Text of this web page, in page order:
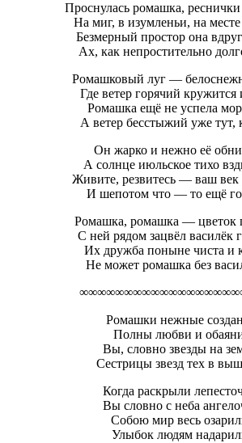
Проснулась ромашка,
На миг, в изумленьи, на месте
Безмерный простор она
Ах, как непростительно
Ромашковый луг —
Где ветер горячий кружится
Ромашка ещё не успела
А ветер бесстыжий уже тут,
Он жарко и нежно её
А солнце июльское тихо
Живите, резвитесь — ваш век
И шепотом что — то ещё
Ромашка, ромашка — цветок
С ней рядом зацвёл василёк
Их дружба поныне чиста и
Не может ромашка без
Ромашки нежные
Полны любви и
Вы, словно звезды на
Сестрицы звезд тех в
Когда раскрыли
Вы словно с неба
Собою мир весь
Улыбок людям